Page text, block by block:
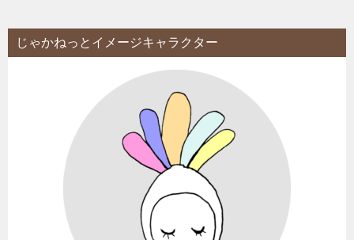
じゃかねっとイメージキャラクター